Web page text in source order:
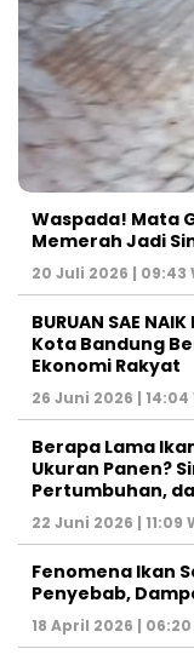
Waspada! Mata
Memerah Jadi
20 Juli 2026 | 09:43
BURUAN SAE
Kota Bandung
Ekonomi Rakyat
26 Juni 2026 | 14:04
Berapa Lama
Ukuran Panen?
Pertumbuhan,
22 Juni 2026 | 11:09
Fenomena Ikan
Penyebab,
18 April 2026 | 06:20